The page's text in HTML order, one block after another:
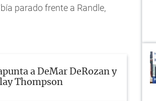
parado frente a Randle,
a DeMar DeRozan y
Thompson